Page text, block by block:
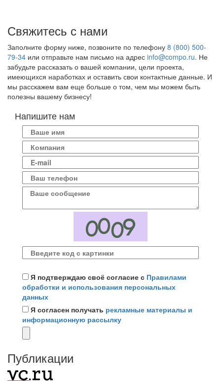
Свяжитесь с нами
Заполните форму ниже, позвоните по телефону 8 (800) 500-
79-34 или отправьте нам письмо на адрес info@compo.ru. Не
забудьте рассказать о вашей компании, цели проекта,
имеющихся наработках и оставить свои контактные данные. И
мы расскажем вам еще больше о том, чем мы можем быть
полезны вашему бизнесу!
Напишите нам
Я подтверждаю своё согласие с Правилами
обработки и использования персональных
данных
Я согласен получать рекламные материалы и
информационную рассылку
Публикации